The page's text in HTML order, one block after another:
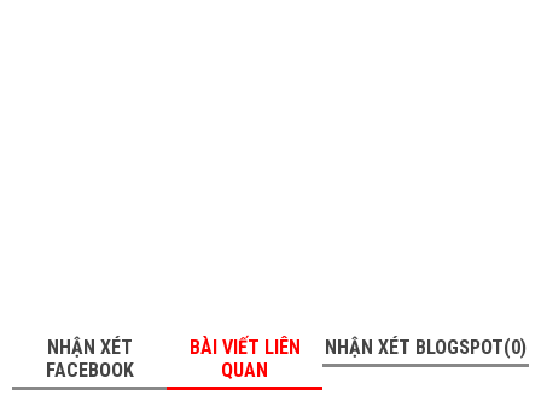
NHẬN XÉT
FACEBOOK
BÀI VIẾT LIÊN
QUAN
NHẬN XÉT BLOGSPOT(0)